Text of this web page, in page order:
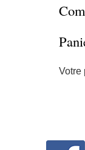
Votre